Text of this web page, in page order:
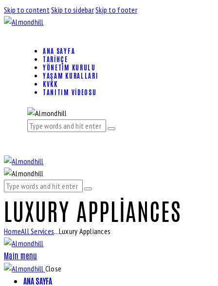
Skip to contentSkip to sidebarSkip to footer
ANA SAYFA
TARIHÇE
YÖNETIM KURULU
YAŞAM KURALLARI
KVKK
TANITIM VIDEOSU
LUXURY APPLIANCES
HomeAll Services...Luxury Appliances
Main menu
Close
ANA SAYFA